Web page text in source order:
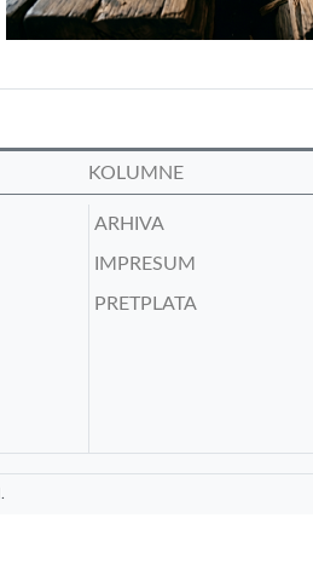
KOLUMNE
ARHIVA
IMPRESUM
PRETPLATA
.